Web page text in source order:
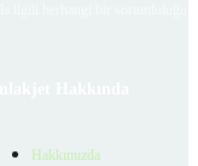
Hakkımızda